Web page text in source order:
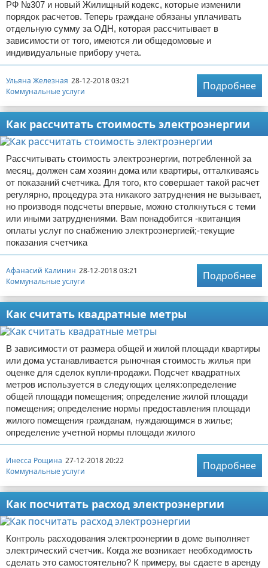
РФ №307 и новый Жилищный кодекс, которые изменили
порядок расчетов. Теперь граждане обязаны уплачивать
отдельную сумму за ОДН, которая рассчитывает в
зависимости от того, имеются ли общедомовые и
индивидуальные прибору учета.
Ульяна Железная 28-12-2018 03:21
Коммунальные услуги
Подробнее
Как рассчитать стоимость электроэнергии
Рассчитывать стоимость электроэнергии, потребленной за
месяц, должен сам хозяин дома или квартиры, отталкиваясь
от показаний счетчика. Для того, кто совершает такой расчет
регулярно, процедура эта никакого затруднения не вызывает,
но производя подсчеты впервые, можно столкнуться с теми
или иными затруднениями. Вам понадобится -квитанция
оплаты услуг по снабжению электроэнергией;-текущие
показания счетчика
Афанасий Калинин 28-12-2018 03:21
Коммунальные услуги
Подробнее
Как считать квадратные метры
В зависимости от размера общей и жилой площади квартиры
или дома устанавливается рыночная стоимость жилья при
оценке для сделок купли-продажи. Подсчет квадратных
метров используется в следующих целях:определение
общей площади помещения; определение жилой площади
помещения; определение нормы предоставления площади
жилого помещения гражданам, нуждающимся в жилье;
определение учетной нормы площади жилого
Инесса Рощина 27-12-2018 20:22
Коммунальные услуги
Подробнее
Как посчитать расход электроэнергии
Контроль расходования электроэнергии в доме выполняет
электрический счетчик. Когда же возникает необходимость
сделать это самостоятельно? К примеру, вы сдаете в аренду